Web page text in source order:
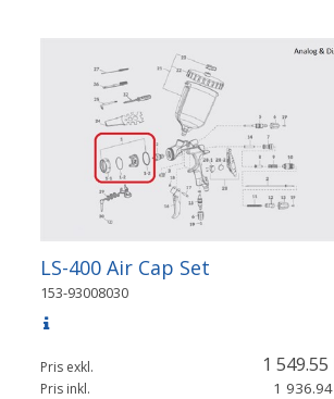
LS-400 Air Cap Set
153-93008030
Pris exkl. 1 549.55
Pris inkl. 1 936.94